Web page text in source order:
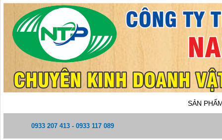
SẢN
0933 207 413 - 0933 117 089